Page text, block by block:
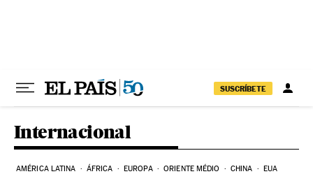
SUSCRÍBETE
Internacional
AMÉRICA LATINA ÁFRICA EUROPA ORIENTE MÉDIO CHINA EUA